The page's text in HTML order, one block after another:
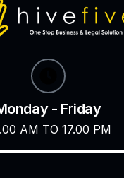
- Friday
AM TO 17.00 PM